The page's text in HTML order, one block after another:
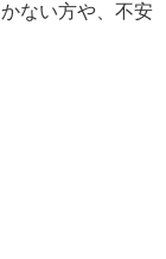
ない方や、不安